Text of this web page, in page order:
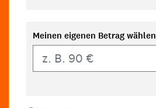
Meinen eigenen Betrag wählen